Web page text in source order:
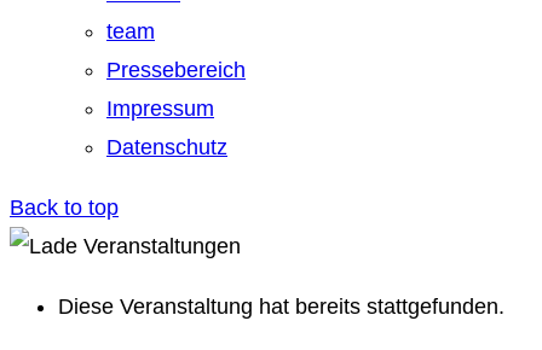
team
Pressebereich
Impressum
Datenschutz
Back to top
Diese Veranstaltung hat bereits stattgefunden.